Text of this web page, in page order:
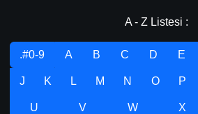
A - Z Listesi :
.#0-9 A B C D E
J K L M N O P
U V W X